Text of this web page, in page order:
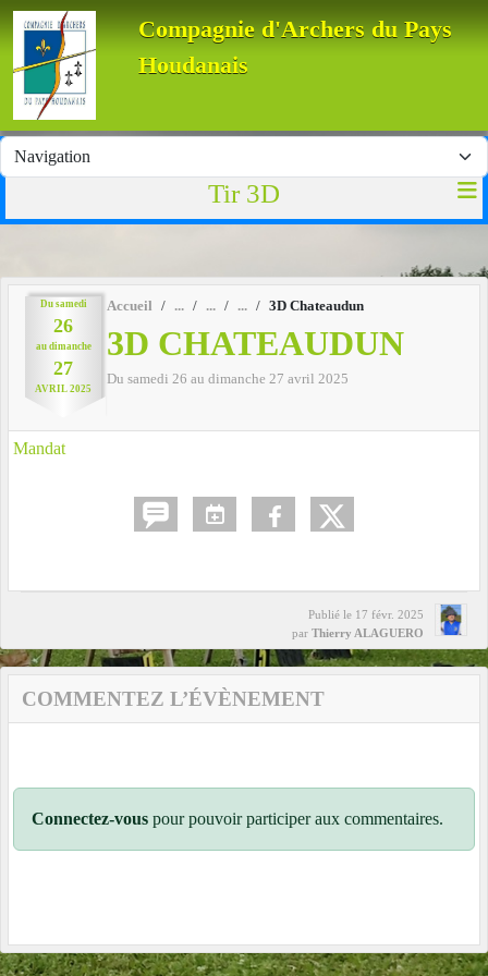
Compagnie d'Archers du Pays
Houdanais
Tir 3D
Du samedi
26
au dimanche
27
AVRIL 2025
Accueil 3D Chateaudun
3D CHATEAUDUN
Du samedi 26 au dimanche 27 avril 2025
Mandat
Publié le 17 févr. 2025
par Thierry ALAGUERO
COMMENTEZ L’ÉVÈNEMENT
Connectez-vous pour pouvoir participer aux commentaires.
Panneau de gestion des cookies